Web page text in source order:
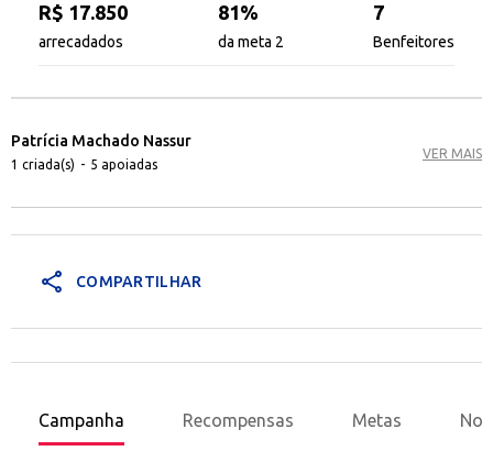
R$ 17.850
arrecadados
81%
da meta 2
7
Benfeitores
Patrícia Machado Nassur
1 criada(s) - 5 apoiadas
VER MAIS
share COMPARTILHAR
Campanha Recompensas Metas